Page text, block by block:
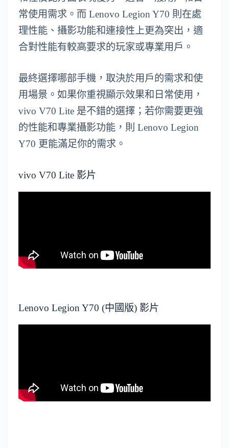
常使用需求。而 Lenovo Legion Y70 則在處
理性能、攝影功能和連接性上更為突出，適
合對性能有較高要求的玩家或專業用戶。
最終選擇哪部手機，取決於用戶的需求和使
用場景。如果你重視顯示效果和日常使用，
vivo V70 Lite 是不錯的選擇；若你需要更強
的性能和專業攝影功能，則 Lenovo Legion
Y70 更能滿足你的需求。
vivo V70 Lite 影片
Lenovo Legion Y70 (中國版) 影片